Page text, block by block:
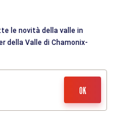
le novità della valle in
della Valle di Chamonix-